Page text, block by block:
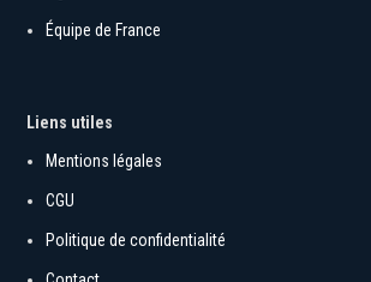
Ligue 2
Liens utiles
Mentions légales
CGU
Politique de confidentialité